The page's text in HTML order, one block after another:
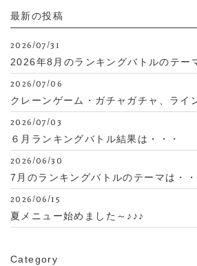
最新の投稿
2026/07/31
2026年8月のランキングバトルのテー
2026/07/06
クレーンゲーム・ガチャガチャ、ラ
2026/07/03
６月ランキングバトル結果は・・・
2026/06/30
7月のランキングバトルのテーマは・・
2026/06/15
夏メニュー始めました～♪♪♪
Category